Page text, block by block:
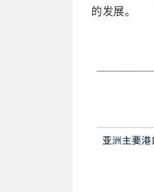
的发展。